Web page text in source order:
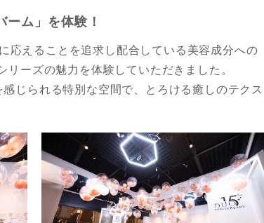
ム」を体験！
応えることを追求し配合している美容成分への
ーズの魅力を体験していただきました。
じられる特別な空間で、とろける癒しのテクス